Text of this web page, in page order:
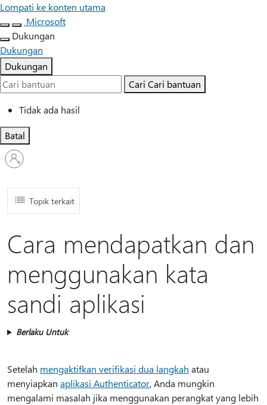
Lompati ke konten utama
Microsoft
Dukungan
Dukungan
Dukungan
Cari Cari bantuan
Tidak ada hasil
Batal
Masuk
ke
Anda
Topik terkait
Cara mendapatkan dan
menggunakan kata
sandi aplikasi
Berlaku Untuk
Setelah mengaktifkan verifikasi dua langkah atau
menyiapkan aplikasi Authenticator, Anda mungkin
mengalami masalah jika menggunakan perangkat yang lebih